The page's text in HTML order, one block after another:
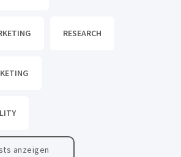
RESEARCH
anzeigen